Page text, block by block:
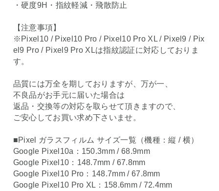
・硬度9H・指紋軽減・飛散防止
【注意事項】
※Pixel10 / Pixel10 Pro / Pixel10 Pro XL / Pixel9 / Pix
el9 Pro / Pixel9 Pro XLは指紋認証に対応しておりま
す。
品質には万全を期しておりますが、万が一、
不良品がお手元に届いた場合は
返品・交換等の対応を取らせて頂きますので、
ご安心してお買い求め下さいませ。
■Pixel ガラスフィルム サイズ一覧（機種：縦 / 横）
Google Pixel10a：150.3mm / 68.9mm
Google Pixel10：148.7mm / 67.8mm
Google Pixel10 Pro：148.7mm / 67.8mm
Google Pixel10 Pro XL：158.6mm / 72.4mm